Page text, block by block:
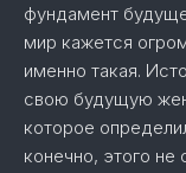
фундамент
мир кажется
именно такая.
свою будущую
которое
конечно, этого не